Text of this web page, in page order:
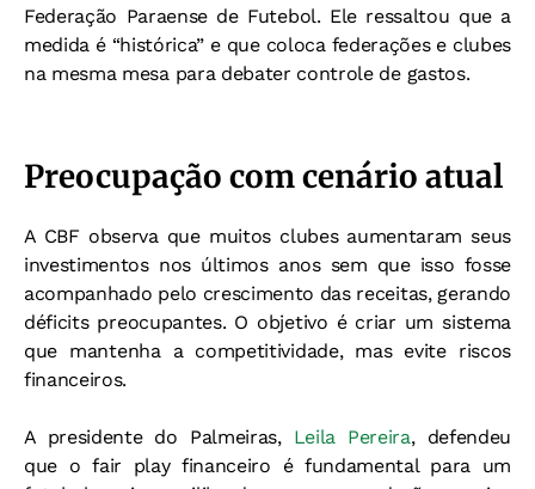
Federação Paraense de Futebol. Ele ressaltou que a
medida é “histórica” e que coloca federações e clubes
na mesma mesa para debater controle de gastos.
Preocupação com cenário atual
A CBF observa que muitos clubes aumentaram seus
investimentos nos últimos anos sem que isso fosse
acompanhado pelo crescimento das receitas, gerando
déficits preocupantes. O objetivo é criar um sistema
que mantenha a competitividade, mas evite riscos
financeiros.
A presidente do Palmeiras, Leila Pereira, defendeu
que o fair play financeiro é fundamental para um